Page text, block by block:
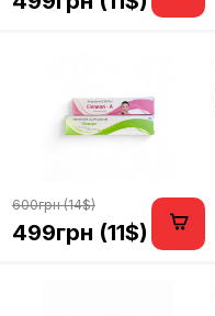
600грн (14$)
499грн (11$)